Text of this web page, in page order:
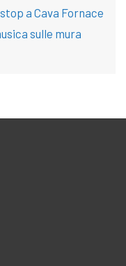
a Cava Fornace
sulle mura